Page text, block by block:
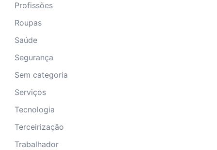
Profissões
Roupas
Saúde
Segurança
Sem categoria
Serviços
Tecnologia
Terceirização
Trabalhador